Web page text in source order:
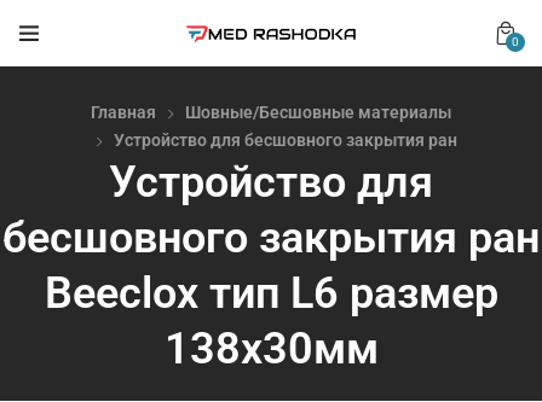
0
Главная
Шовные/Бесшовные материалы
Устройство для бесшовного закрытия ран
Устройство для
бесшовного закрытия ран
Beeclox тип L6 размер
138х30мм